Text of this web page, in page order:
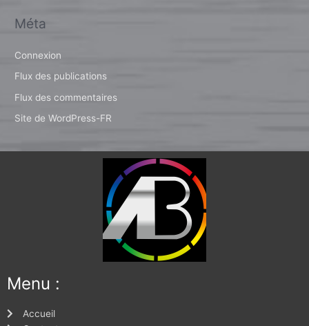
Méta
Connexion
Flux des publications
Flux des commentaires
Site de WordPress-FR
Menu :
Accueil